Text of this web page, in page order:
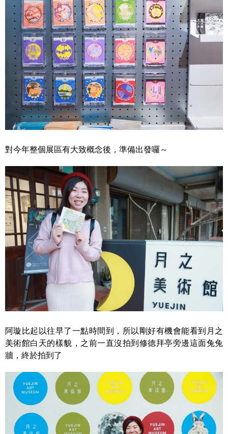
對今年整個展區有大致概念後，準備出發囉～
阿璇比起以往早了一點時間到，所以剛好有機會能看到月之
美術館白天的樣貌，之前一直沒拍到修德拜亭旁邊這面兔兔
牆，終於拍到了